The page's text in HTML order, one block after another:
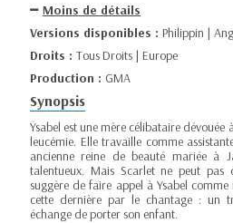
Moins de détails
Versions disponibles : Philippin |
Droits : Tous Droits | Europe
Production : GMA
Synopsis
Ysabel est une mère célibataire
leucémie. Elle travaille comme
ancienne reine de beauté mariée à
talentueux. Mais Scarlet ne peut pas
suggère de faire appel à Ysabel
cette dernière par le chantage : un
échange de porter son enfant.